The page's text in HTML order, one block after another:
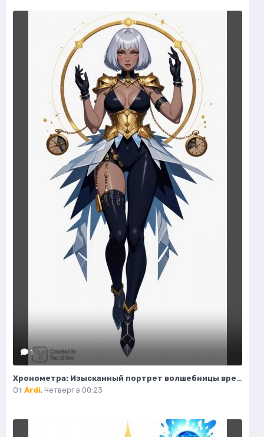
1
Хронометра: Изысканный портрет волшебницы времени и моды. Изображение из нейронной сети Flux Ai
От Ardi, Четверг в 00:23